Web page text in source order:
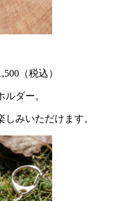
（税込）
ダー。
みいただけます。